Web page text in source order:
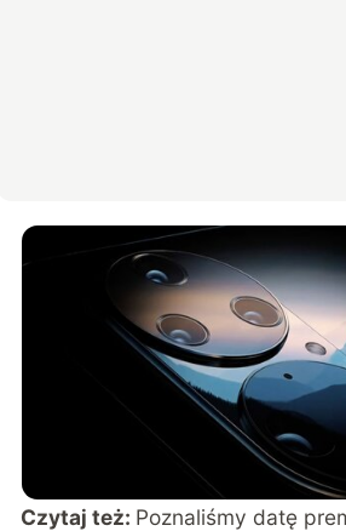
Czytaj też: Poznaliśmy datę